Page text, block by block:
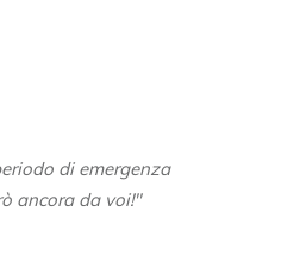
di emergenza
ancora da voi!"